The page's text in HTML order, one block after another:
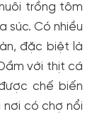
trồng tôm
súc. Có nhiều
đặc biệt là
với thịt cá
chế biến
nơi có chợ nổi